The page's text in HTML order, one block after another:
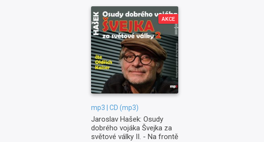
AKCE
mp3 | CD (mp3)
Jaroslav Hašek: Osudy
dobrého vojáka Švejka za
světové války II. - Na frontě